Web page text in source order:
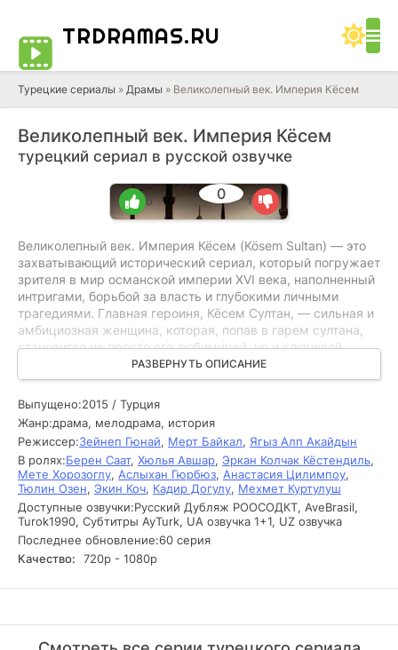
TRDRAMAS.RU
Турецкие сериалы » Драмы » Великолепный век. Империя Кёсем
Великолепный век. Империя Кёсем
турецкий сериал в русской озвучке
0
0 1
Великолепный век. Империя Кёсем (Kösem Sultan) — это
захватывающий исторический сериал, который погружает
зрителя в мир османской империи XVI века, наполненный
интригами, борьбой за власть и глубокими личными
трагедиями. Главная героиня, Кёсем Султан, — сильная и
амбициозная женщина, которая, попав в гарем султана,
становится не просто его любимицей, но и ключевой
фигурой в политических играх. Её путь начинается с того,
что она оказывается в плену, но быстро осваивается в
новом окружении и начинает плести свои собственные
интриги, стремясь к власти и влиянию.
Сюжет сериала разворачивается на фоне сложных
взаимоотношений между членами императорской семьи,
где каждая ошибка может привести к трагическим
последствиям. Кёсем сталкивается с многочисленными
врагами, среди которых как завистливые соперницы, так
и амбициозные придворные, готовые на всё ради
достижения своих целей. В то же время, она должна
балансировать между любовью и предательством, ведь
РАЗВЕРНУТЬ ОПИСАНИЕ
Выпущено:2015 / Турция
Жанр:драма, мелодрама, история
Режиссер:Зейнеп Гюнай, Мерт Байкал, Ягыз Алп Акайдын
В ролях:Берен Саат, Хюлья Авшар, Эркан Колчак Кёстендиль,
Мете Хорозоглу, Аслыхан Гюрбюз, Анастасия Цилимпоу,
Тюлин Озен, Экин Коч, Кадир Догулу, Мехмет Куртулуш
Доступные озвучки:Русский Дубляж РООСОДКТ, AveBrasil,
Turok1990, Субтитры AyTurk, UA озвучка 1+1, UZ озвучка
Последнее обновление:60 серия
Качество:
720р - 1080р